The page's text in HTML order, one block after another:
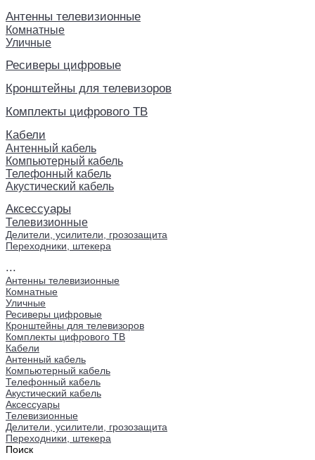
Антенны телевизионные
Комнатные
Уличные
Ресиверы цифровые
Кронштейны для телевизоров
Комплекты цифрового ТВ
Кабели
Антенный кабель
Компьютерный кабель
Телефонный кабель
Акустический кабель
Аксессуары
Телевизионные
Делители, усилители, грозозащита
Переходники, штекера
...
Антенны телевизионные
Комнатные
Уличные
Ресиверы цифровые
Кронштейны для телевизоров
Комплекты цифрового ТВ
Кабели
Антенный кабель
Компьютерный кабель
Телефонный кабель
Акустический кабель
Аксессуары
Телевизионные
Делители, усилители, грозозащита
Переходники, штекера
Поиск